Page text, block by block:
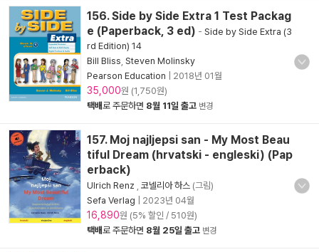
156. Side by Side Extra 1 Test Packag
e (Paperback, 3 ed) - Side by Side Extra (3
rd Edition) 14
Bill Bliss Steven Molinsky
Pearson Education
2018년 01월
35,000원 (1,750원)
택배로 주문하면 8월 11일 출고 변경
157. Moj najljepsi san - My Most Beau
tiful Dream (hrvatski - engleski) (Pap
erback)
Ulrich Renz 코넬리아 하스 (그림)
Sefa Verlag
2023년 04월
16,890원 (5% 할인 / 510원)
택배로 주문하면 8월 25일 출고 변경